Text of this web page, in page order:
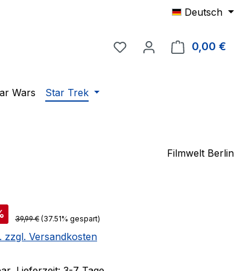
Deutsch
Du hast 0 Produkte auf
0,00 €
Wars Star Trek
Filmwelt Berlin
Regulärer Preis:
39,99 € (37.51% gespart)
zzgl. Versandkosten